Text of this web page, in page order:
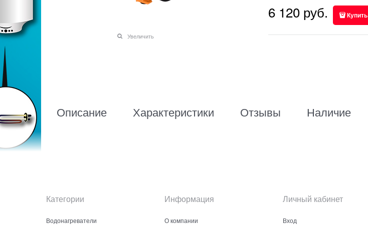
Увеличить
6 120 руб. Купить
Описание Характеристики Отзывы Наличие
Категории
Водонагреватели
Информация
О компании
Личный кабинет
Вход